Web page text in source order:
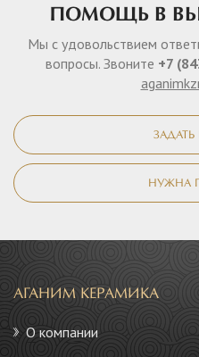
ПОМОЩЬ В
Мы с удовольствием
вопросы. Звоните +7
НУЖНА
АГАНИМ КЕРАМИКА
О компании